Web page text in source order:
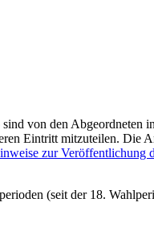
sind von den Abgeordneten
Eintritt mitzuteilen.
zur Veröffentlichung
(seit der 18.